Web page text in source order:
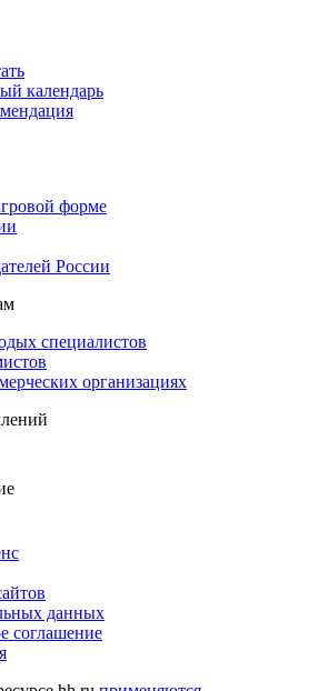
календарь
форме
России
специалистов
организациях
данных
соглашение